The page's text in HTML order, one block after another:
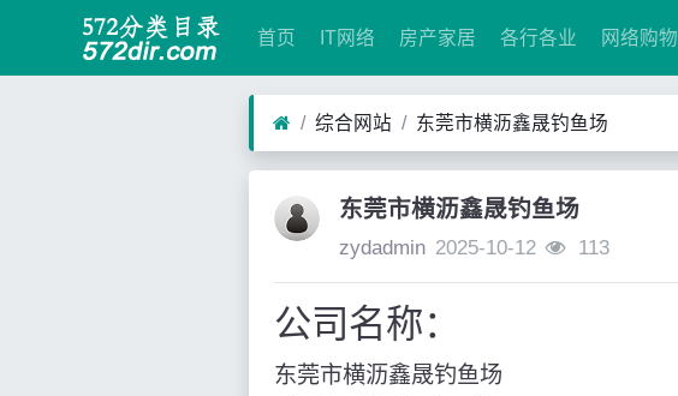
首页 IT网络 房产家居 各行各业 网络购物
综合网站 东莞市横沥鑫晟钓鱼场
东莞市横沥鑫晟钓鱼场
zydadmin 2025-10-12 113
公司名称：
东莞市横沥鑫晟钓鱼场